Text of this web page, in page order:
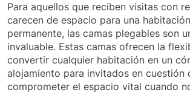
Para aquellos que reciben visitas con
carecen de espacio para una
permanente, las camas plegables son
invaluable. Estas camas ofrecen la
convertir cualquier habitación en un
alojamiento para invitados en cuestión
comprometer el espacio vital cuando